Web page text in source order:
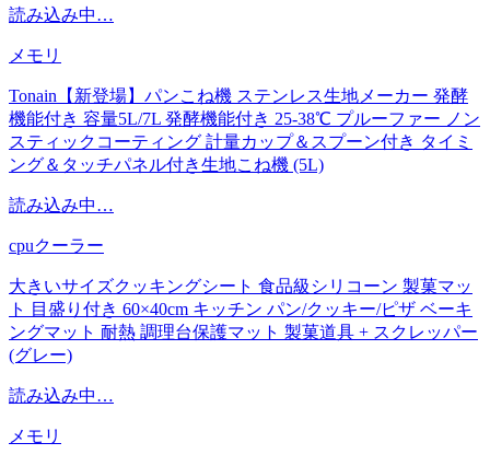
読み込み中…
メモリ
Tonain【新登場】パンこね機 ステンレス生地メーカー 発酵
機能付き 容量5L/7L 発酵機能付き 25-38℃ プルーファー ノン
スティックコーティング 計量カップ＆スプーン付き タイミ
ング＆タッチパネル付き生地こね機 (5L)
読み込み中…
cpuクーラー
大きいサイズクッキングシート 食品級シリコーン 製菓マッ
ト 目盛り付き 60×40cm キッチン パン/クッキー/ピザ ベーキ
ングマット 耐熱 調理台保護マット 製菓道具 + スクレッパー
(グレー)
読み込み中…
メモリ